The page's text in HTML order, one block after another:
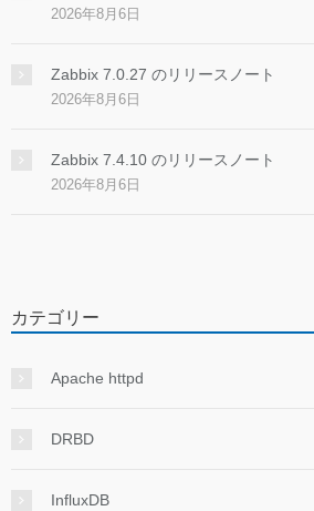
2026年8月6日
Zabbix 7.0.27 のリリースノート
2026年8月6日
Zabbix 7.4.10 のリリースノート
2026年8月6日
カテゴリー
Apache httpd
DRBD
InfluxDB